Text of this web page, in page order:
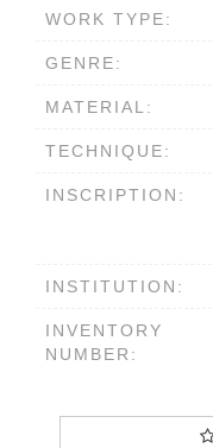
WORK TYPE:
GENRE:
MATERIAL:
TECHNIQUE:
INSCRIPTION:
INSTITUTION:
INVENTORY
NUMBER: